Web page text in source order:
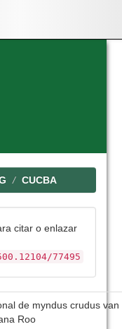
CUCBA
citar o enlazar
77495
de myndus crudus
Roo